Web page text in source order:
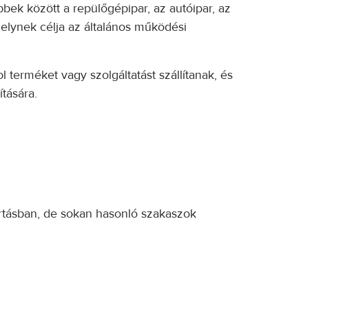
között a repülőgépipar, az autóipar, az
célja az általános működési
terméket vagy szolgáltatást szállítanak, és
de sokan hasonló szakaszok